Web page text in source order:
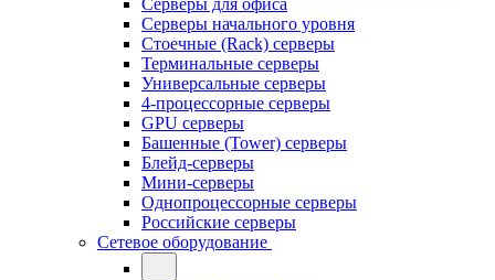
Серверы для офиса
Серверы начального уровня
Стоечные (Rack) серверы
Терминальные серверы
Универсальные серверы
4-процессорные серверы
GPU серверы
Башенные (Tower) серверы
Блейд-серверы
Мини-серверы
Однопроцессорные серверы
Российские серверы
Сетевое оборудование